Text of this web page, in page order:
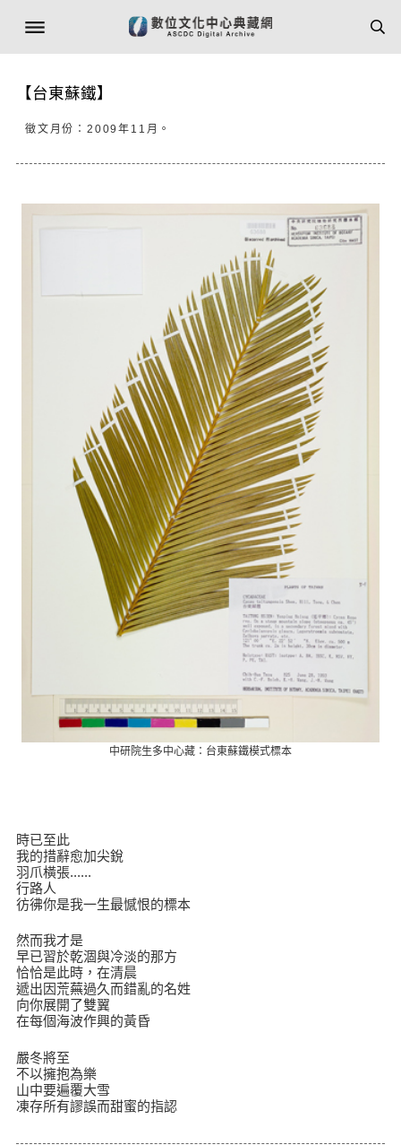
【台東蘇鐵】
徵文月份：2009年11月。
中研院生多中心藏：台東蘇鐵模式標本
時已至此
我的措辭愈加尖銳
羽爪橫張......
行路人
彷彿你是我一生最憾恨的標本
然而我才是
早已習於乾涸與冷淡的那方
恰恰是此時，在清晨
遞出因荒蕪過久而錯亂的名姓
向你展開了雙翼
在每個海波作興的黃昏
嚴冬將至
不以擁抱為樂
山中要遍覆大雪
凍存所有謬誤而甜蜜的指認